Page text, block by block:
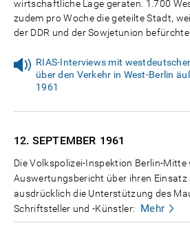
wirtschaftliche Lage geraten. 1.700
zudem pro Woche die geteilte Stadt,
der DDR und der Sowjetunion
RIAS-Interviews mit
über den Verkehr in West-Berlin
1961
12. SEPTEMBER 1961
Die Volkspolizei-Inspektion Berlin-
Auswertungsbericht über ihren Einsatz
ausdrücklich die Unterstützung des
Schriftsteller und -Künstler:
Mehr